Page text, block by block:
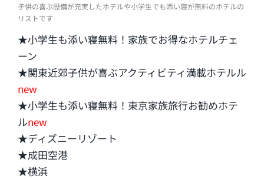
子供の喜ぶ設備が充実したホテルや小学生でも添い寝が無料のホテルの
リストです
★小学生も添い寝無料！家族でお得なホテルチェ
ーン
★関東近郊子供が喜ぶアクティビティ満載ホテルル
new
★小学生も添い寝無料！東京家族旅行お勧めホテ
ルnew
★ディズニーリゾート
★成田空港
★横浜